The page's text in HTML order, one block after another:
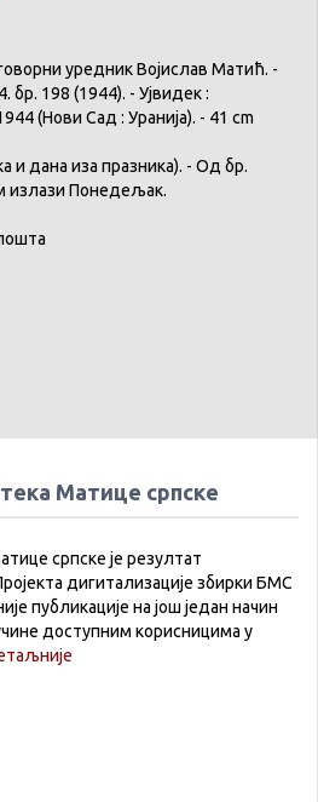
уредник Војислав Матић. -
бр. 198 (1944). - Ујвидек :
(Нови Сад : Уранија). - 41 cm
дана иза празника). - Од бр.
излази Понедељак.
Матице српске
српске је резултат
дигитализације збирки БМС
публикације на још један начин
доступним корисницима у